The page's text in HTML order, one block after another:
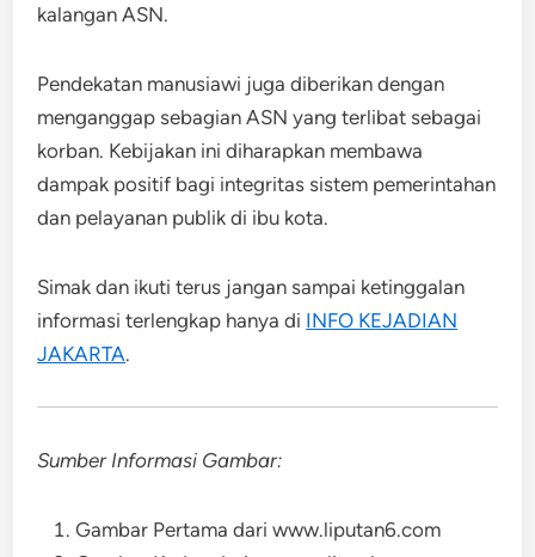
kalangan ASN.
Pendekatan manusiawi juga diberikan dengan
menganggap sebagian ASN yang terlibat sebagai
korban. Kebijakan ini diharapkan membawa
dampak positif bagi integritas sistem pemerintahan
dan pelayanan publik di ibu kota.
Simak dan ikuti terus jangan sampai ketinggalan
informasi terlengkap hanya di INFO KEJADIAN
JAKARTA.
Sumber Informasi Gambar:
Gambar Pertama dari www.liputan6.com